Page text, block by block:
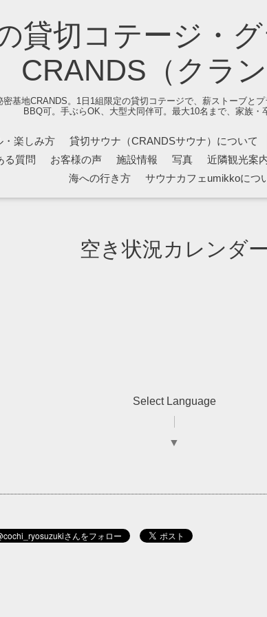
貸切コテージ・
CRANDS（クラン
基地CRANDS。1日1組限定の貸切コテージで、薪ストーブと
BBQ可。手ぶらOK、大型犬同伴可。最大10名まで、家族・
・楽しみ方 貸切サウナ（CRANDSサウナ）について
る質問 お客様の声 施設情報 写真 近隣観光案
海への行き方
サウナカフェumikkoにつ
空き状況カレンダー
Select Language
▼